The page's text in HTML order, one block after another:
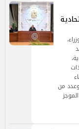
من